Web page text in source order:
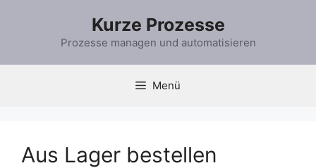
Kurze Prozesse
Prozesse managen und automatisieren
Menü
Aus Lager bestellen